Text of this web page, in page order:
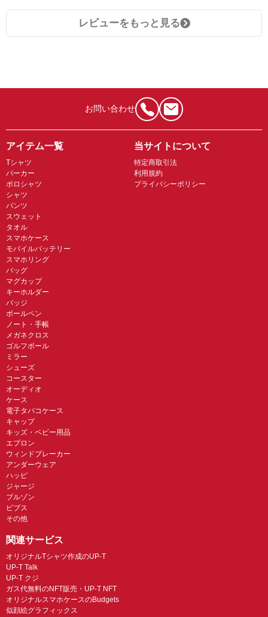
レビューをもっと見る
お問い合わせ
アイテム一覧
Tシャツ
パーカー
ポロシャツ
シャツ
パンツ
スウェット
タオル
スマホケース
モバイルバッテリー
スマホリング
バッグ
マグカップ
キーホルダー
バッジ
ボールペン
ノート・手帳
メガネクロス
ゴルフボール
ミラー
シューズ
コースター
オーディオ
ケース
電子タバコケース
キャップ
キッズ・ベビー用品
エプロン
ウィンドブレーカー
アンダーウェア
ハッピ
ジャージ
ブルゾン
ビブス
その他
当サイトについて
特定商取引法
利用規約
プライバシーポリシー
関連サービス
オリジナルTシャツ作成のUP-T
UP-T Talk
UP-T クジ
ガス代無料のNFT販売・UP-T NFT
オリジナルスマホケースのBudgets
似顔絵グラフィックス